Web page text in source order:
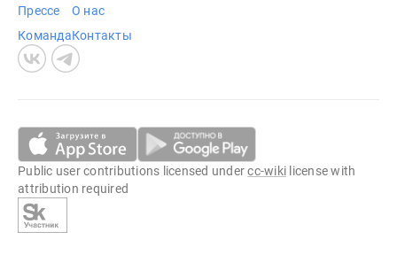
Прессе
Команда
О нас
Контакты
Public user contributions licensed undercc-wiki license with
attribution required